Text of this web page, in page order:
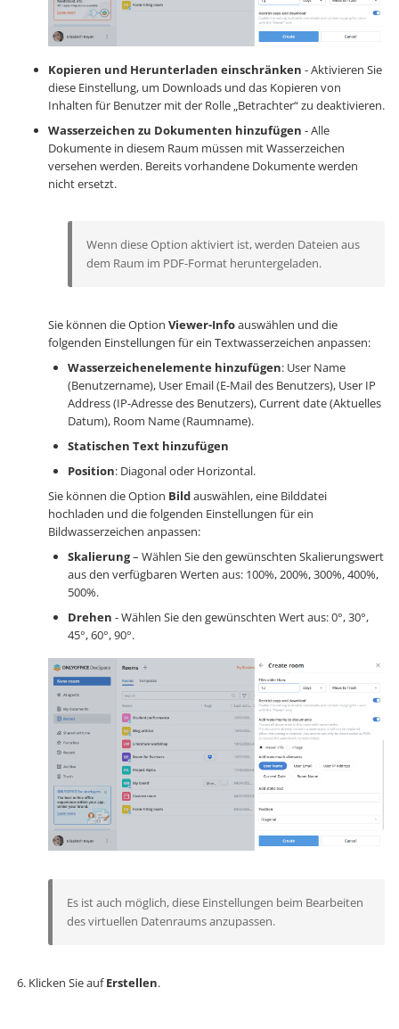
Kopieren und Herunterladen einschränken - Aktivieren Sie
diese Einstellung, um Downloads und das Kopieren von
Inhalten für Benutzer mit der Rolle „Betrachter“ zu deaktivieren.
Wasserzeichen zu Dokumenten hinzufügen - Alle
Dokumente in diesem Raum müssen mit Wasserzeichen
versehen werden. Bereits vorhandene Dokumente werden
nicht ersetzt.
Wenn diese Option aktiviert ist, werden Dateien aus
dem Raum im PDF-Format heruntergeladen.
Sie können die Option Viewer-Infoauswählen und die
folgenden Einstellungen für ein Textwasserzeichen anpassen:
Wasserzeichenelemente hinzufügen: User Name
(Benutzername), User Email (E-Mail des Benutzers), User IP
Address (IP-Adresse des Benutzers), Current date (Aktuelles
Datum), Room Name (Raumname).
Statischen Text hinzufügen
Position: Diagonal oder Horizontal.
Sie können die Option Bildauswählen, eine Bilddatei
hochladen und die folgenden Einstellungen für ein
Bildwasserzeichen anpassen:
Skalierung– Wählen Sie den gewünschten Skalierungswert
aus den verfügbaren Werten aus: 100%, 200%, 300%, 400%,
500%.
Drehen - Wählen Sie den gewünschten Wert aus: 0°, 30°,
45°, 60°, 90°.
Es ist auch möglich, diese Einstellungen beim Bearbeiten
des virtuellen Datenraums anzupassen.
Klicken Sie aufErstellen.